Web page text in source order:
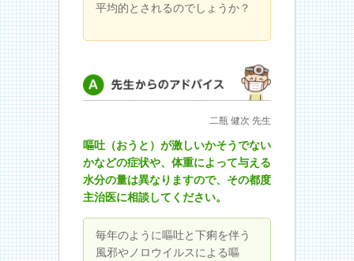
平均的とされるのでしょうか？
先生からのアドバイス二瓶 健次 先生
嘔吐（おうと）が激しいかそうでない
かなどの症状や、体重によって与える
水分の量は異なりますので、その都度
主治医に相談してください。
毎年のように嘔吐と下痢を伴う
風邪やノロウイルスによる嘔